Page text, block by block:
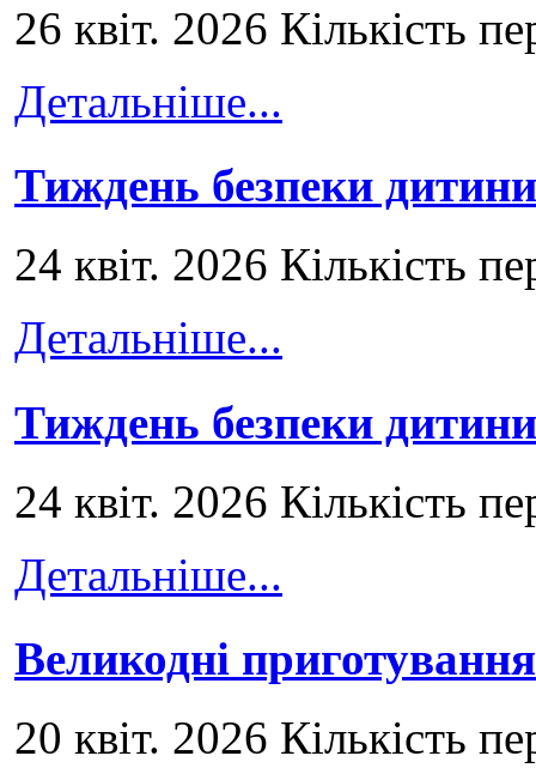
26 квіт. 2026 Кількість
Детальніше...
Тиждень безпеки
24 квіт. 2026 Кількість
Детальніше...
Тиждень безпеки
24 квіт. 2026 Кількість
Детальніше...
Великодні приготування
20 квіт. 2026 Кількість